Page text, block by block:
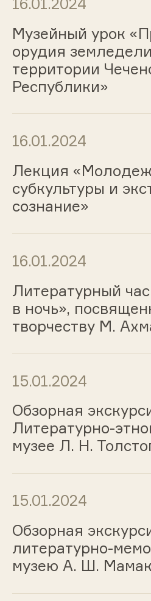
Музейный урок
орудия
территории
Республики»
16.01.2024
Лекция
субкультуры и
сознание»
16.01.2024
Литературный
в ночь»,
творчеству М.
15.01.2024
Обзорная
Литературно-
музее Л. Н.
15.01.2024
Обзорная
литературно-
музею А. Ш.